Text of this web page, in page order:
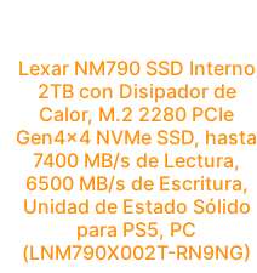
Lexar NM790 SSD Interno
2TB con Disipador de
Calor, M.2 2280 PCIe
Gen4x4 NVMe SSD, hasta
7400 MB/s de Lectura,
6500 MB/s de Escritura,
Unidad de Estado Sólido
para PS5, PC
(LNM790X002T-RN9NG)